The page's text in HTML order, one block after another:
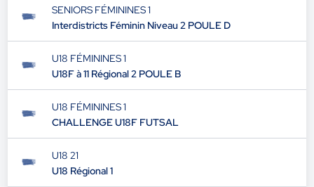
SENIORS FÉMININES 1
Interdistricts Féminin Niveau 2 POULE D
U18 FÉMININES 1
U18F à 11 Régional 2 POULE B
U18 FÉMININES 1
CHALLENGE U18F FUTSAL
U18 21
U18 Régional 1